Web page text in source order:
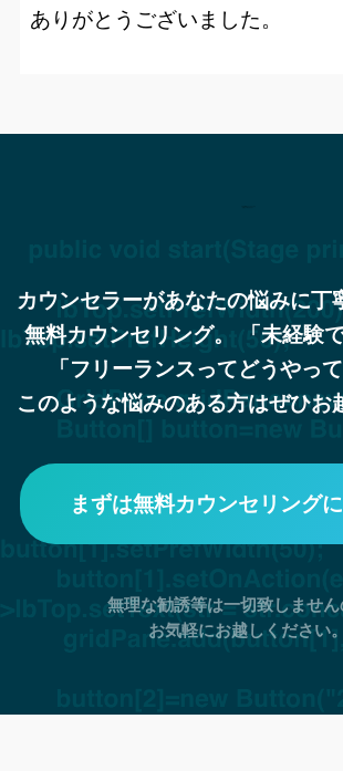
ありがとうございました。
カウンセラーがあなたの悩みに丁
無料カウンセリング。
「未経験
「フリーランスってどうやっ
このような悩みのある方はぜひお
まずは無料カウンセリング
無理な勧誘等は一切致しません
お気軽にお越しください。